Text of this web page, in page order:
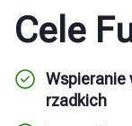
Cele
Wspieranie
rzadkich